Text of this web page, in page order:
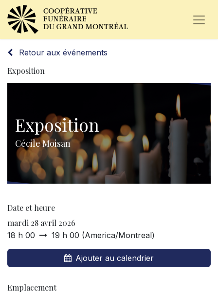
Retour aux événements
Exposition
Exposition
Cécile Moisan
Date et heure
mardi 28 avril 2026
18 h 00 19 h 00 (America/Montreal)
Ajouter au calendrier
Emplacement